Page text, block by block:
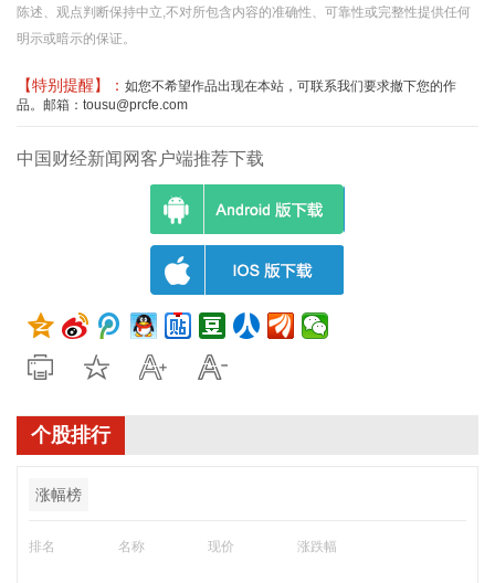
陈述、观点判断保持中立,不对所包含内容的准确性、可靠性或完整性提供任何
明示或暗示的保证。
【特别提醒】： 如您不希望作品出现在本站，可联系我们要求撤下您的作
品。邮箱：tousu@prcfe.com
中国财经新闻网客户端推荐下载
个股排行
涨幅榜
排名 名称 现价 涨跌幅